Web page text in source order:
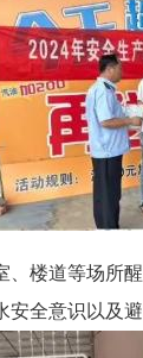
、楼道等场所
全意识以及